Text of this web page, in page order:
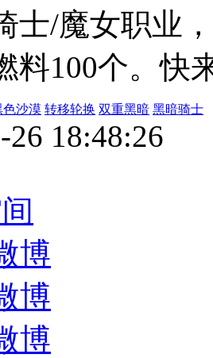
士/魔女职业
料100个。快
色沙漠 转移轮换 双重黑暗 黑暗骑士
26 18:48:26
博
博
博